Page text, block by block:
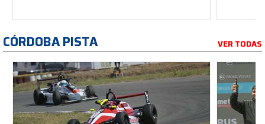
CÓRDOBA PISTA VER TODAS